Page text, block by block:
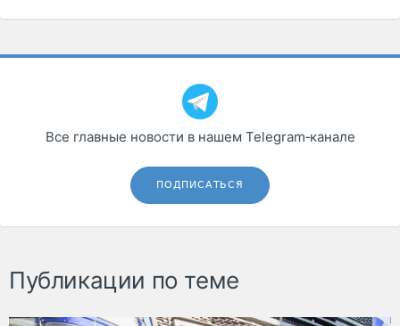
Все главные новости в нашем Telegram‑канале
ПОДПИСАТЬСЯ
Публикации по теме